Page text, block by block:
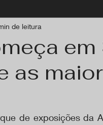
as
de leitura
de exposições da